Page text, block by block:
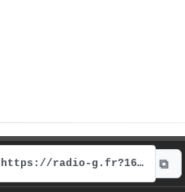
https://radio-g.fr?16767 ⧉